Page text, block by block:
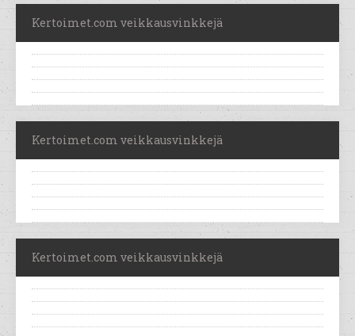
Kertoimet.com veikkausvinkkejä
Kertoimet.com veikkausvinkkejä
Kertoimet.com veikkausvinkkejä